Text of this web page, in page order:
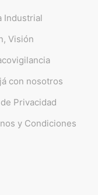
Industrial
Visión
con nosotros
Privacidad
y Condiciones